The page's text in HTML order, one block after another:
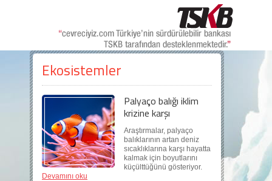
Ekosistemler
Palyaço balığı iklim
krizine karşı
Araştırmalar, palyaço
balıklarının artan deniz
sıcaklıklarına karşı hayatta
kalmak için boyutlarını
küçülttüğünü gösteriyor.
Devamını oku